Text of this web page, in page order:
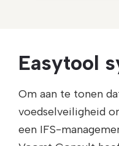
Easytool
Om aan te tonen
voedselveiligheid
een IFS-